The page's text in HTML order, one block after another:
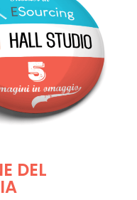
DEL